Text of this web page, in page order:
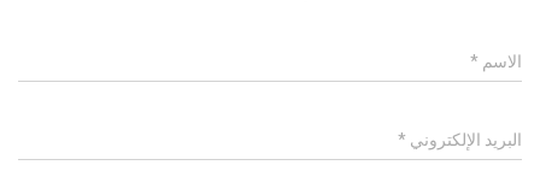
الاسم *
البريد الإلكتروني *